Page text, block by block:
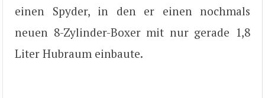
einen Spyder, in den er einen nochmals
neuen 8-Zylinder-Boxer mit nur gerade 1,8
Liter Hubraum einbaute.